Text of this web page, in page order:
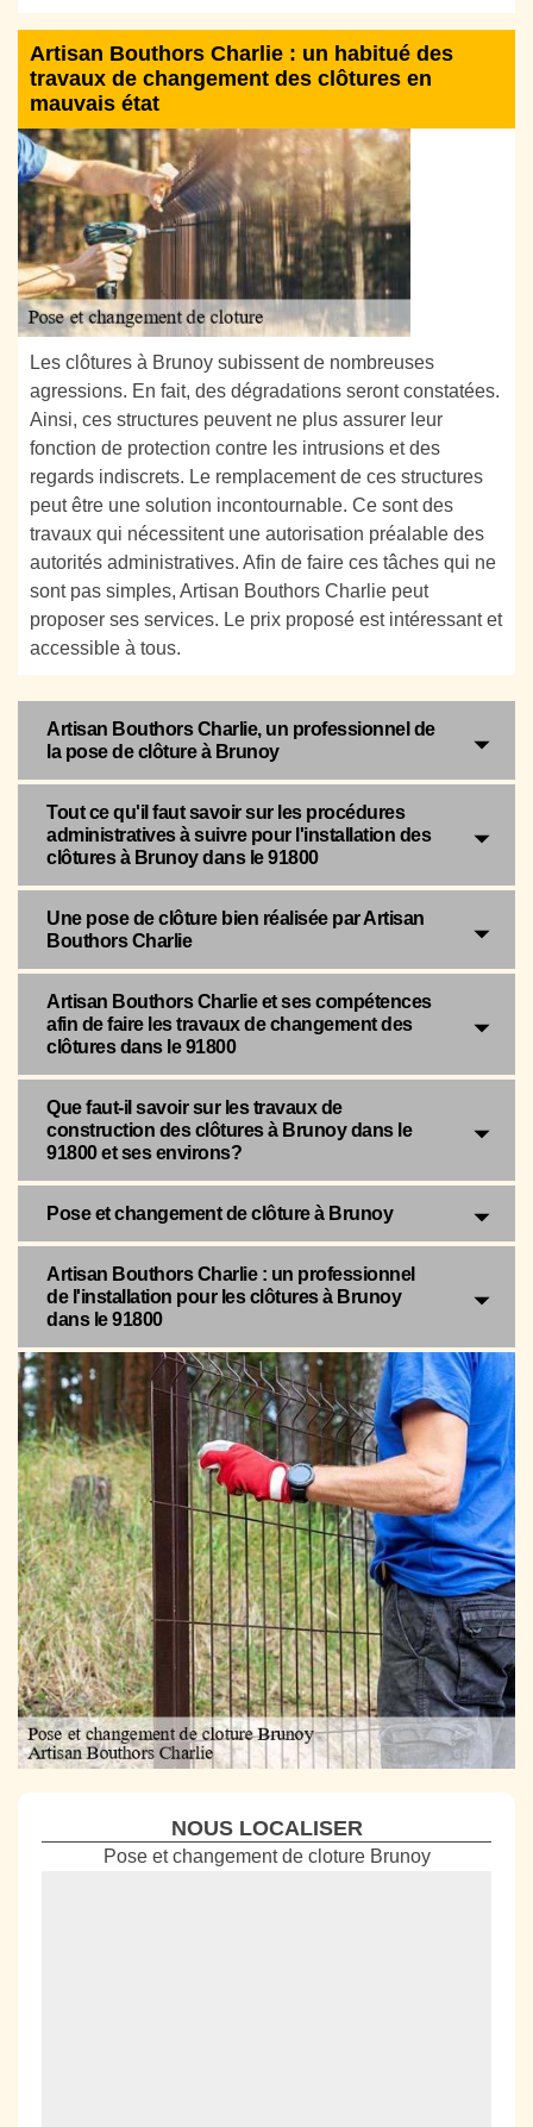
Artisan Bouthors Charlie : un habitué des
travaux de changement des clôtures en
mauvais état
Les clôtures à Brunoy subissent de nombreuses
agressions. En fait, des dégradations seront constatées.
Ainsi, ces structures peuvent ne plus assurer leur
fonction de protection contre les intrusions et des
regards indiscrets. Le remplacement de ces structures
peut être une solution incontournable. Ce sont des
travaux qui nécessitent une autorisation préalable des
autorités administratives. Afin de faire ces tâches qui ne
sont pas simples, Artisan Bouthors Charlie peut
proposer ses services. Le prix proposé est intéressant et
accessible à tous.
Artisan Bouthors Charlie, un professionnel de
la pose de clôture à Brunoy
Tout ce qu'il faut savoir sur les procédures
administratives à suivre pour l'installation des
clôtures à Brunoy dans le 91800
Une pose de clôture bien réalisée par Artisan
Bouthors Charlie
Artisan Bouthors Charlie et ses compétences
afin de faire les travaux de changement des
clôtures dans le 91800
Que faut-il savoir sur les travaux de
construction des clôtures à Brunoy dans le
91800 et ses environs?
Pose et changement de clôture à Brunoy
Artisan Bouthors Charlie : un professionnel
de l'installation pour les clôtures à Brunoy
dans le 91800
NOUS LOCALISER
Pose et changement de cloture Brunoy